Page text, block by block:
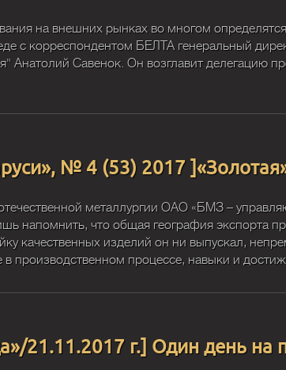
на внешних рынках во многом
с корреспондентом БЕЛТА генеральный
Анатолий Савенок. Он возглавит делегацию
№ 4 (53) 2017
металлургии ОАО «БМЗ –
напомнить, что общая география экспорта
качественных изделий он ни выпускал,
производственном процессе, навыки и
21.11.2017 г.] Один день на